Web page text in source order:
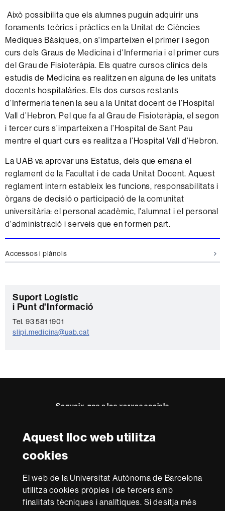
Aquest lloc web utilitza
cookies
El web de la Universitat Autònoma de Barcelona
utilitza cookies pròpies i de tercers amb
finalitats tècniques i analítiques. Si desitja més
Això possibilita que els alumnes puguin adquirir uns
fonaments teòrics i pràctics en la Unitat de Ciències
Mediques Bàsiques, on s'imparteixen el primer i segon
curs dels Graus de Medicina i d'Infermeria i el primer curs
del Grau de Fisioteràpia. Els quatre cursos clínics dels
estudis de Medicina es realitzen en alguna de les unitats
docents hospitalàries. Els dos cursos restants
d’Infermeria tenen la seu a la Unitat docent de l’Hospital
Vall d’Hebron. Pel que fa al Grau de Fisioteràpia, el segon
i tercer curs s’imparteixen a l’Hospital de Sant Pau
mentre el quart curs es realitza a l’Hospital Vall d’Hebron.
La UAB va aprovar uns Estatus, dels que emana el
reglament de la Facultat i de cada Unitat Docent. Aquest
reglament intern estableix les funcions, responsabilitats i
òrgans de decisió o participació de la comunitat
universitària: el personal acadèmic, l'alumnat i el personal
d'administració i serveis que en formen part.
complementària
Accessos i plànols
C
o
n
Suport Logístic
i Punt d'Informació
Tel. 93 581 1901
slipi.medicina@uab.cat
Segueix-nos a les xarxes socials
Reconeixement internacional de l'excel·lència
in
Research
-
Amb el finançament de